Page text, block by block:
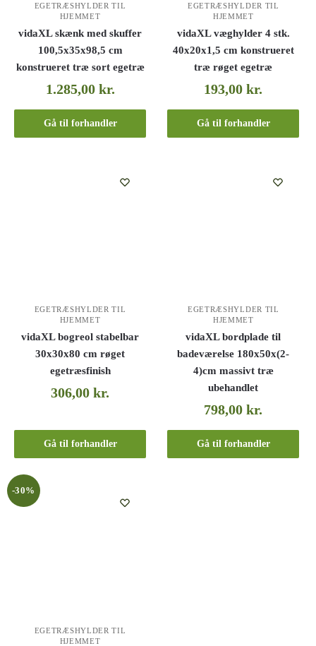
EGETRÆSHYLDER TIL
HJEMMET
vidaXL skænk med skuffer
100,5x35x98,5 cm
konstrueret træ sort egetræ
1.285,00 kr.
Gå til forhandler
EGETRÆSHYLDER TIL
HJEMMET
vidaXL væghylder 4 stk.
40x20x1,5 cm konstrueret
træ røget egetræ
193,00kr.
Gå til forhandler
EGETRÆSHYLDER TIL
HJEMMET
vidaXL bogreol stabelbar
30x30x80 cm røget
egetræsfinish
306,00kr.
Gå til forhandler
EGETRÆSHYLDER TIL
HJEMMET
vidaXL bordplade til
badeværelse 180x50x(2-
4)cm massivt træ
ubehandlet
798,00kr.
Gå til forhandler
-30%
EGETRÆSHYLDER TIL
HJEMMET